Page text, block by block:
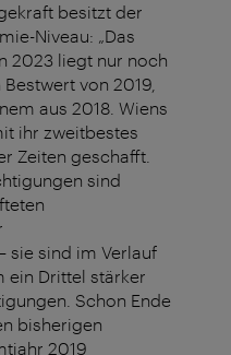
besitzt der
Niveau: „Das
2023 liegt nur noch
von 2019,
aus 2018. Wiens
ihr zweitbestes
Zeiten geschafft.
sind
sie sind im Verlauf
ein Drittel stärker
Schon Ende
bisherigen
2019